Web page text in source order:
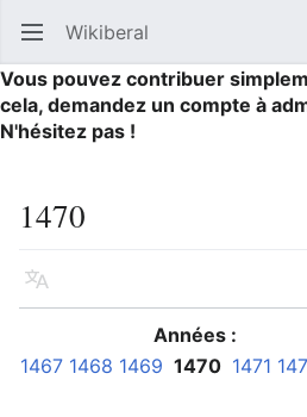
Ouvrir le menu principal Wikiberal
Vous pouvez contribuer
cela, demandez un compte à
N'hésitez pas !
1470
Langue
Années :
1467 1468 1469 1470 1471